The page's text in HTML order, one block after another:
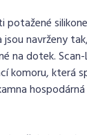
potažené
jsou navrženy
na dotek.
komoru, která